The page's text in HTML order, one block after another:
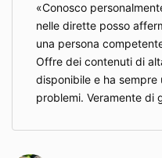
Conosco
nelle dirette posso
una persona
Offre dei contenuti di
disponibile e ha sempre
problemi. Veramente di